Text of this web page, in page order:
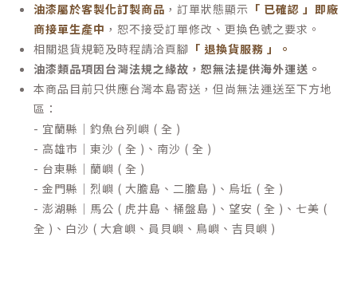
油漆屬於客製化訂製商品 ，訂單狀態顯示 「 已確認 」即廠
商接單生產中 ，恕不接受訂單修改、更換色號之要求。
相關退貨規範及時程請洽頁腳 「 退換貨服務 」
。
油漆類品項因台灣法規之緣故，恕無法提供海外運送。
本商品目前只供應台灣本島寄送，但尚無法運送至下方地
區：
- 宜蘭縣｜釣魚台列嶼 ( 全 )
- 高雄市｜東沙 ( 全 )、南沙 ( 全 )
- 台東縣｜蘭嶼 ( 全 )
- 金門縣｜烈嶼 ( 大膽島、二膽島 )、烏坵 ( 全 )
- 澎湖縣｜馬公 ( 虎井島、桶盤島 )、望安 ( 全 )、七美 (
全 )、白沙 ( 大倉嶼、員貝嶼、鳥嶼、吉貝嶼 )